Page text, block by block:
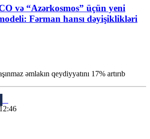
və “Azərkosmos” üçün yeni
Fərman hansı dəyişiklikləri
əmlakın qeydiyyatını 17% artırıb